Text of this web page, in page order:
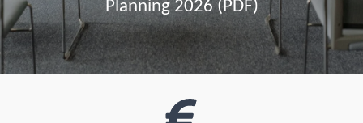
Planning 2026 (PDF)